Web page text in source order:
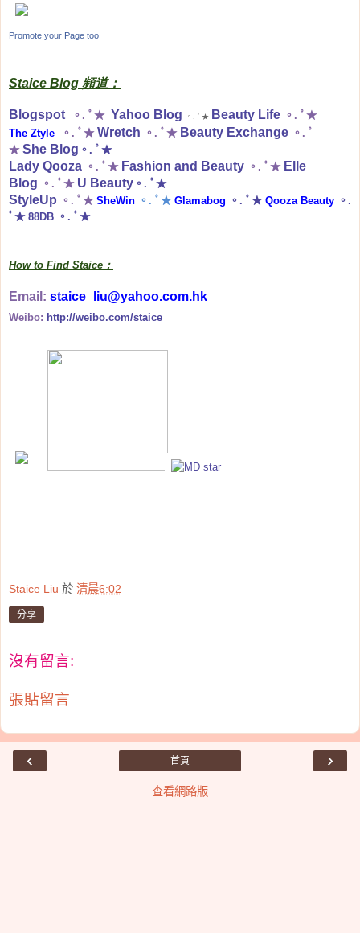
Promote your Page too
Staice Blog 頻道：
Blogspot 。. ﾟ★ Yahoo Blog 。. ﾟ★ Beauty Life 。. ﾟ★
The Ztyle
。. ﾟ★ Wretch 。. ﾟ★ Beauty Exchange 。. ﾟ
★ She Blog 。. ﾟ★
Lady Qooza 。. ﾟ★ Fashion and Beauty 。. ﾟ★ Elle
Blog 。. ﾟ★ U Beauty 。. ﾟ★
StyleUp 。. ﾟ★ SheWin 。. ﾟ★ Glamabog 。. ﾟ★ Qooza Beauty 。.
ﾟ★88DB 。. ﾟ★
How to Find Staice：
Email: staice_liu@yahoo.com.hk
Weibo: http://weibo.com/staice
Staice Liu 於 清晨6:02
分享
沒有留言:
張貼留言
‹ ›
首頁
查看網路版